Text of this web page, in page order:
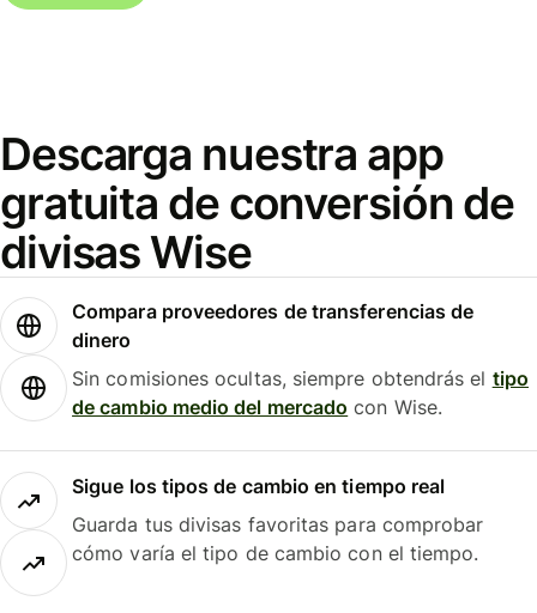
Descarga nuestra app
gratuita de conversión de
divisas Wise
Compara proveedores de transferencias de
dinero
Sin comisiones ocultas, siempre obtendrás el tipo
de cambio medio del mercado con Wise.
Sigue los tipos de cambio en tiempo real
Guarda tus divisas favoritas para comprobar
cómo varía el tipo de cambio con el tiempo.